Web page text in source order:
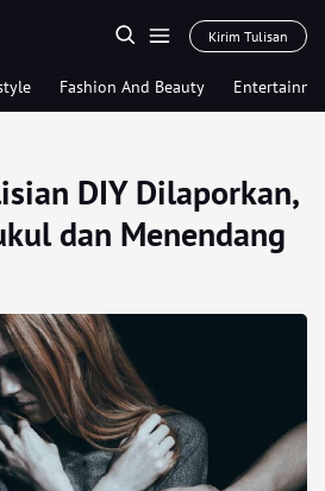
Kirim Tulisan
Fashion And Beauty
DIY Dilaporkan,
dan Menendang